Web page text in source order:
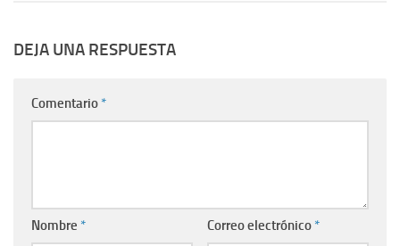
DEJA UNA RESPUESTA
Comentario *
Nombre * Correo electrónico *